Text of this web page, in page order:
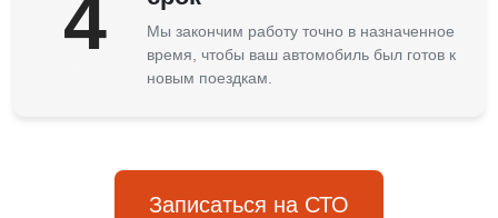
4
Мы закончим работу точно в назначенное
время, чтобы ваш автомобиль был готов к
новым поездкам.
Записаться на СТО